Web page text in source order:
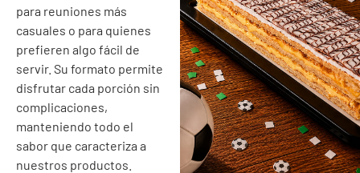
para reuniones más
casuales o para quienes
prefieren algo fácil de
servir. Su formato permite
disfrutar cada porción sin
complicaciones,
manteniendo todo el
sabor que caracteriza a
nuestros productos.